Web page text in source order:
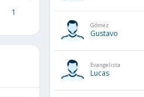
1
Gómez
Gustavo
Evangelista
Lucas